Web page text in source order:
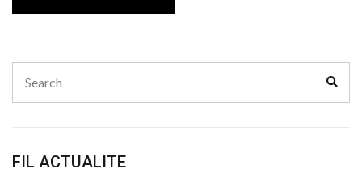
for:
FIL ACTUALITE